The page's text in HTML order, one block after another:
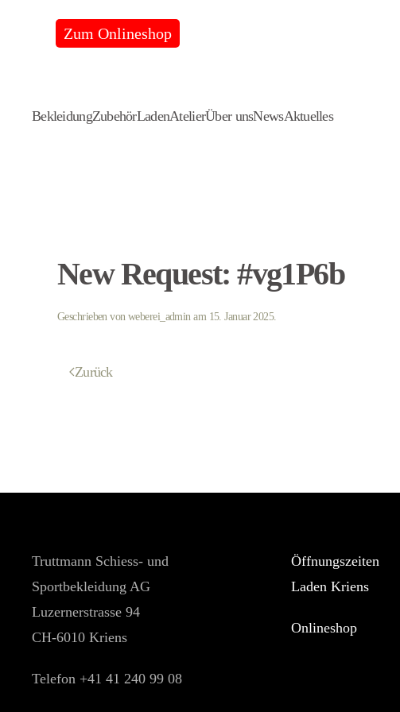
Skip
content
Zum Onlineshop
BekleidungZubehörLadenAtelierÜber unsNewsAktuelles
New Request: #vg1P6b
Geschrieben vonweberei_adminam 15. Januar 2025.
Zurück
Truttmann Schiess- und
Sportbekleidung AG
Luzernerstrasse 94
CH-6010 Kriens
Telefon +41 41 240 99 08
Öffnungszeiten
Laden Kriens
Onlineshop